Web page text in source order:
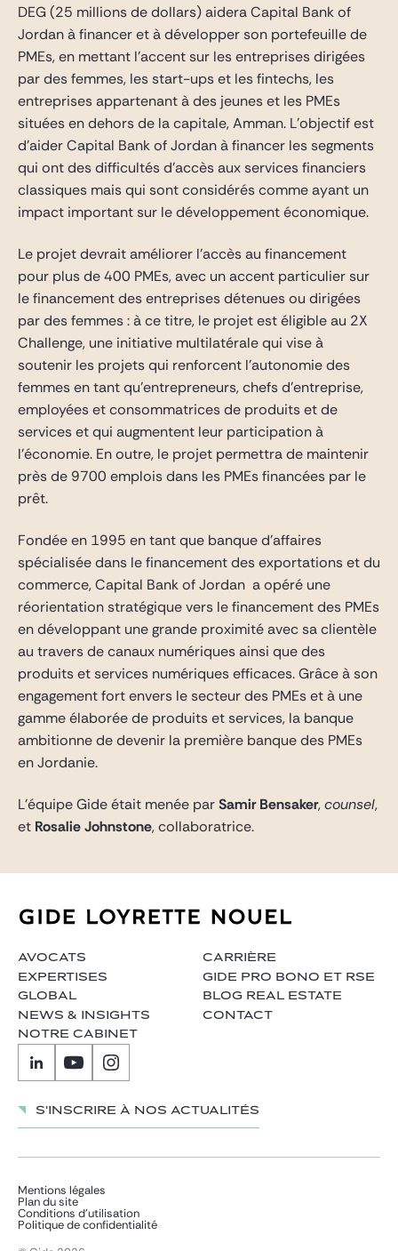
DEG (25 millions de dollars) aidera Capital Bank of
Jordan à financer et à développer son portefeuille de
PMEs, en mettant l’accent sur les entreprises dirigées
par des femmes, les start-ups et les fintechs, les
entreprises appartenant à des jeunes et les PMEs
situées en dehors de la capitale, Amman. L’objectif est
d’aider Capital Bank of Jordan à financer les segments
qui ont des difficultés d’accès aux services financiers
classiques mais qui sont considérés comme ayant un
impact important sur le développement économique.
Le projet devrait améliorer l’accès au financement
pour plus de 400 PMEs, avec un accent particulier sur
le financement des entreprises détenues ou dirigées
par des femmes : à ce titre, le projet est éligible au 2X
Challenge, une initiative multilatérale qui vise à
soutenir les projets qui renforcent l’autonomie des
femmes en tant qu’entrepreneurs, chefs d’entreprise,
employées et consommatrices de produits et de
services et qui augmentent leur participation à
l’économie. En outre, le projet permettra de maintenir
près de 9700 emplois dans les PMEs financées par le
prêt.
Fondée en 1995 en tant que banque d’affaires
spécialisée dans le financement des exportations et du
commerce, Capital Bank of Jordan a opéré une
réorientation stratégique vers le financement des PMEs
en développant une grande proximité avec sa clientèle
au travers de canaux numériques ainsi que des
produits et services numériques efficaces. Grâce à son
engagement fort envers le secteur des PMEs et à une
gamme élaborée de produits et services, la banque
ambitionne de devenir la première banque des PMEs
en Jordanie.
L’équipe Gide était menée parSamir Bensaker,counsel,
et Rosalie Johnstone, collaboratrice.
AVOCATS
EXPERTISES
GLOBAL
NEWS & INSIGHTS
NOTRE CABINET
CARRIÈRE
GIDE PRO BONO ET RSE
BLOG REAL ESTATE
CONTACT
S'inscrire à nos actualités
Mentions légales
Plan du site
Conditions d’utilisation
Politique de confidentialité